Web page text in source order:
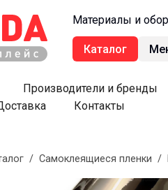
Материалы и
Каталог
Производители и бренды
Контакты
/ Самоклеящиеся пленки /